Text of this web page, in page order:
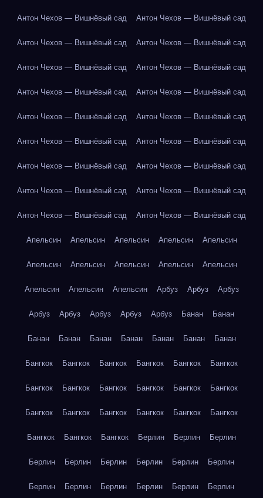
Антон Чехов — Вишнёвый сад Антон Чехов — Вишнёвый сад
Антон Чехов — Вишнёвый сад Антон Чехов — Вишнёвый сад
Антон Чехов — Вишнёвый сад Антон Чехов — Вишнёвый сад
Антон Чехов — Вишнёвый сад Антон Чехов — Вишнёвый сад
Антон Чехов — Вишнёвый сад Антон Чехов — Вишнёвый сад
Антон Чехов — Вишнёвый сад Антон Чехов — Вишнёвый сад
Антон Чехов — Вишнёвый сад Антон Чехов — Вишнёвый сад
Антон Чехов — Вишнёвый сад Антон Чехов — Вишнёвый сад
Антон Чехов — Вишнёвый сад Антон Чехов — Вишнёвый сад
Апельсин Апельсин Апельсин Апельсин Апельсин
Апельсин Апельсин Апельсин Апельсин Апельсин
Апельсин Апельсин Апельсин Арбуз Арбуз Арбуз
Арбуз Арбуз Арбуз Арбуз Арбуз Банан Банан
Банан Банан Банан Банан Банан Банан Банан
Бангкок Бангкок Бангкок Бангкок Бангкок Бангкок
Бангкок Бангкок Бангкок Бангкок Бангкок Бангкок
Бангкок Бангкок Бангкок Бангкок Бангкок Бангкок
Бангкок Бангкок Бангкок Берлин Берлин Берлин
Берлин Берлин Берлин Берлин Берлин Берлин
Берлин Берлин Берлин Берлин Берлин Берлин